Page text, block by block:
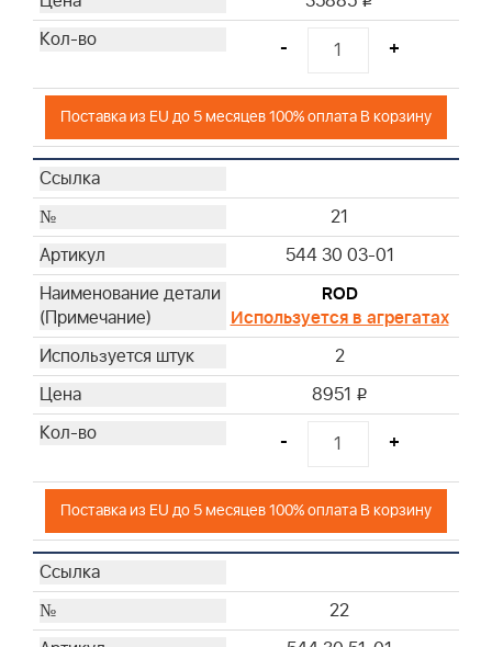
- +
Поставка из EU до 5 месяцев 100% оплата В корзину
21
544 30 03-01
ROD
Используется в агрегатах
2
8951 i
- +
Поставка из EU до 5 месяцев 100% оплата В корзину
22